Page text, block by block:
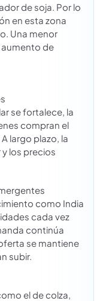
de soja. Por lo
en esta zona
Una menor
de
se fortalece, la
compran el
largo plazo, la
los precios
como India
cada vez
continúa
se mantiene
subir.
el de colza,